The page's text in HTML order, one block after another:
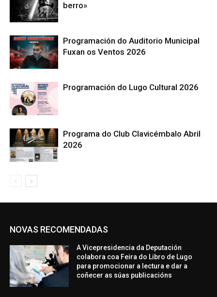
berro»
Programación do Auditorio Municipal
Fuxan os Ventos 2026
Programación do Lugo Cultural 2026
Programa do Club Clavicémbalo Abril
2026
NOVAS RECOMENDADAS
A Vicepresidencia da Deputación
colabora coa Feira do Libro de Lugo
para promocionar a lectura e dar a
coñecer as súas publicacións